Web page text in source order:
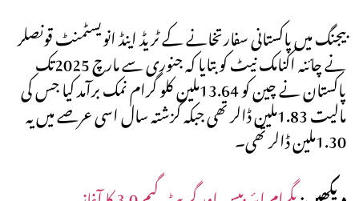
بیجنگ میں پاکستانی سفارتخانے کے ٹریڈ اینڈ انویسٹمنٹ قونصلر
نے چائنہ اکنامک نیٹ کو بتایا کہ جنوری سے مارچ 2025تک
پاکستان نے چین کو 13.64ملین کلو گرام نمک برآمد کیا جس کی
مالیت 1.83ملین ڈالر تھی جبکہ گزشتہ سال اسی عرصے میں یہ
1.30ملین ڈالر تھی۔